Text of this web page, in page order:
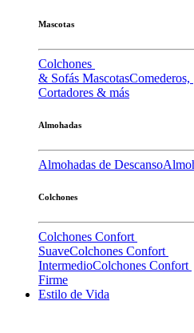
Mascotas
Colchones
& Sofás MascotasComederos,
Cortadores & más
Almohadas
Almohadas de Descanso
Colchones
Colchones Confort
SuaveColchones Confort
IntermedioColchones Confort
Firme
Estilo de Vida